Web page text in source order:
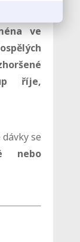
a
ve
říje,
se
nebo